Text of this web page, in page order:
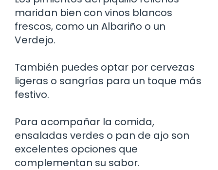
maridan bien con vinos blancos
frescos, como un Albariño o un
Verdejo.
También puedes optar por cervezas
ligeras o sangrías para un toque más
festivo.
Para acompañar la comida,
ensaladas verdes o pan de ajo son
excelentes opciones que
complementan su sabor.